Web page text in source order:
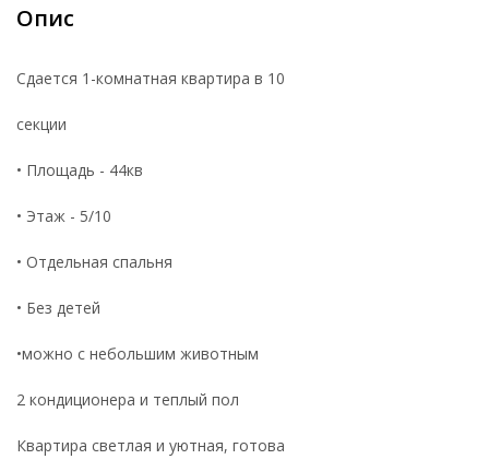
Опис
Сдается 1-комнатная квартира в 10
секции
• Площадь - 44кв
• Этаж - 5/10
• Отдельная спальня
• Без детей
•можно с небольшим животным
2 кондиционера и теплый пол
Квартира светлая и уютная, готова